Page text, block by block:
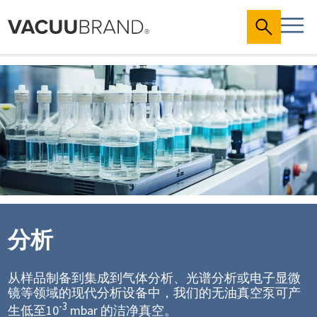
分析
从样品制备到集成到气体分析、光谱分析或电子显微
镜等领域的现代分析设备中，我们的无油真空泵可产
生低至10-3 mbar 的洁净真空。